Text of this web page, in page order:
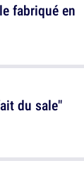
fabriqué en
du sale"